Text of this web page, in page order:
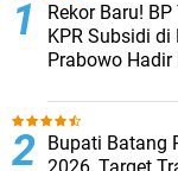
Rekor Baru!
KPR Subsidi di
Prabowo Hadir
Bupati Batang